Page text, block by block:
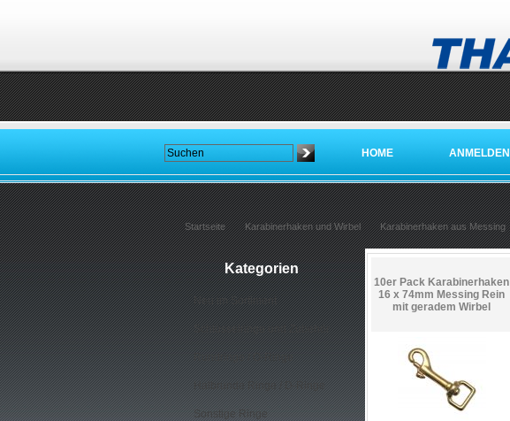
HOME ANMELDEN
Startseite Karabinerhaken und Wirbel Karabinerhaken aus Messing
Kategorien
Neu im Sortiment
Schlüsselringe und Zubehör
Rundringe / O-Ringe
Halbrunde Ringe / D-Ringe
Sonstige Ringe
10er Pack Karabinerhaken
16 x 74mm Messing Rein
mit geradem Wirbel